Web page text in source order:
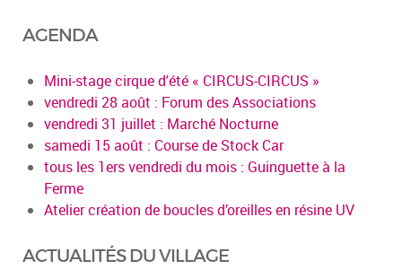
AGENDA
Mini-stage cirque d'été « CIRCUS-CIRCUS »
vendredi 28 août : Forum des Associations
vendredi 31 juillet : Marché Nocturne
samedi 15 août : Course de Stock Car
tous les 1ers vendredi du mois : Guinguette à la
Ferme
Atelier création de boucles d’oreilles en résine UV
ACTUALITÉS DU VILLAGE